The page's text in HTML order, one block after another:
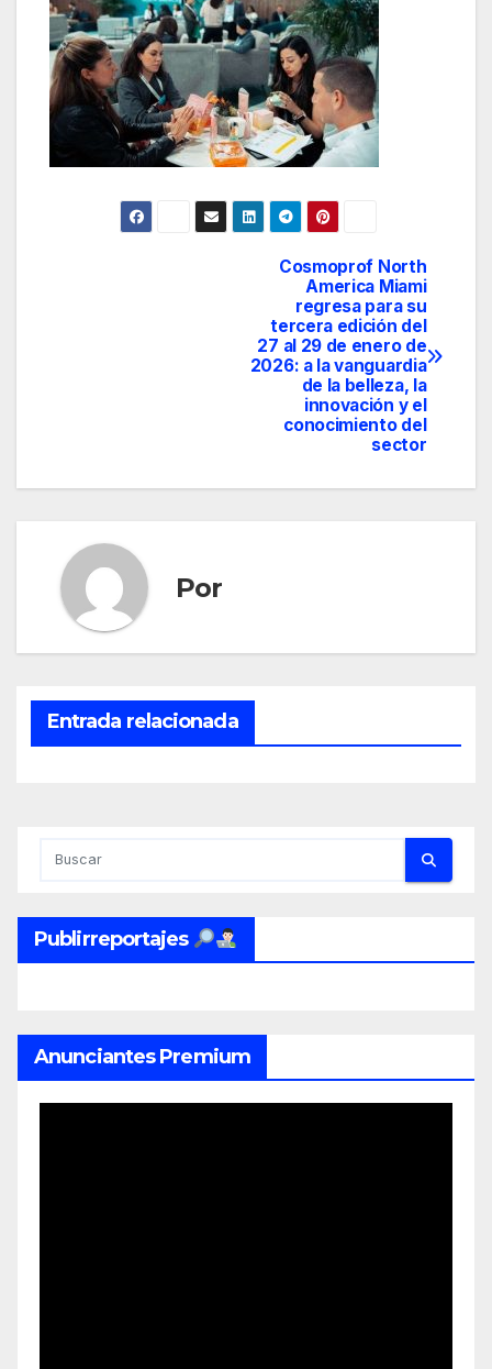
Cosmoprof North
America Miami
regresa para su
tercera edición del
27 al 29 de enero de
2026: a la vanguardia
de la belleza, la
innovación y el
conocimiento del
sector
Por
Entrada relacionada
Publirreportajes
Anunciantes Premium